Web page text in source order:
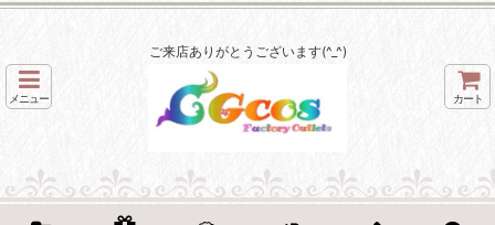
ご来店ありがとうございます(^_^)
メニュー カート